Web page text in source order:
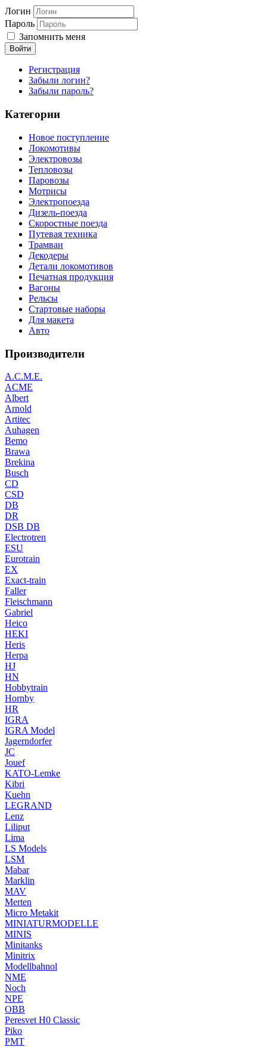
Логин
Пароль
Запомнить меня
Войти
Регистрация
Забыли логин?
Забыли пароль?
Категории
Новое поступление
Локомотивы
Электровозы
Тепловозы
Паровозы
Мотрисы
Электропоезда
Дизель-поезда
Скоростные поезда
Путевая техника
Трамваи
Декодеры
Детали локомотивов
Печатная продукция
Вагоны
Рельсы
Стартовые наборы
Для макета
Авто
Производители
A.C.M.E.
ACME
Albert
Arnold
Artitec
Auhagen
Bemo
Brawa
Brekina
Busch
CD
CSD
DB
DR
DSB DB
Electrotren
ESU
Eurotrain
EX
Exact-train
Faller
Fleischmann
Gabriel
Heico
HEKI
Heris
Herpa
HJ
HN
Hobbytrain
Hornby
HR
IGRA
IGRA Model
Jagerndorfer
JC
Jouef
KATO-Lemke
Kibri
Kuehn
LEGRAND
Lenz
Liliput
Lima
LS Models
LSM
Mabar
Marklin
MAV
Merten
Micro Metakit
MINIATURMODELLE
MINIS
Minitanks
Minitrix
Modellbahnol
NME
Noch
NPE
OBB
Peresvet H0 Classic
Piko
PMT